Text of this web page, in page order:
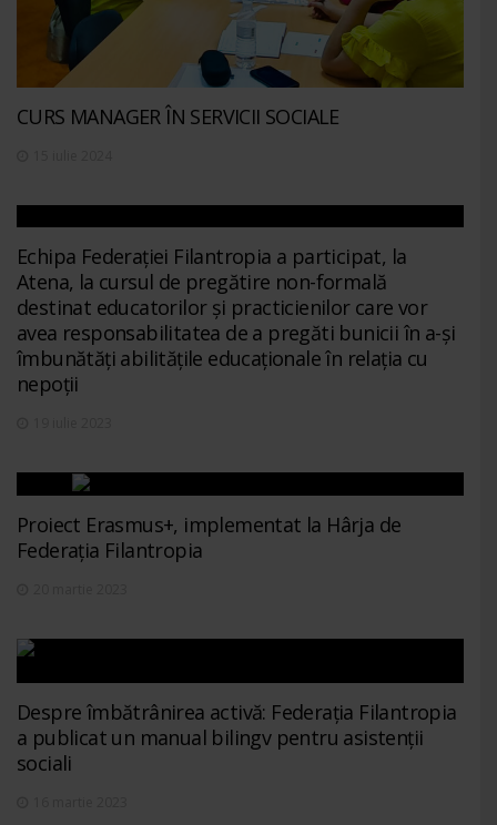
CURS MANAGER ÎN SERVICII SOCIALE
Echipa Federației Filantropia a participat, la
Atena, la cursul de pregătire non-formală
destinat educatorilor și practicienilor care vor
avea responsabilitatea de a pregăti bunicii în a-și
îmbunătăți abilitățile educaționale în relația cu
nepoții
Proiect Erasmus+, implementat la Hârja de
Federația Filantropia
Despre îmbătrânirea activă: Federația Filantropia
a publicat un manual bilingv pentru asistenții
sociali